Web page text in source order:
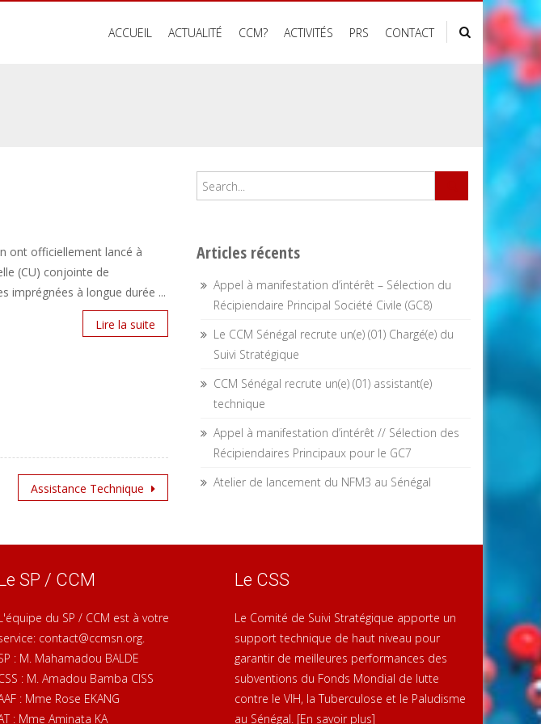
ACCUEIL ACTUALITÉ CCM? ACTIVITÉS PRS CONTACT
ont officiellement lancé à
(CU) conjointe de
imprégnées à longue durée ...
Lire la suite
Assistance Technique
Articles récents
Appel à manifestation d’intérêt – Sélection du
Récipiendaire Principal Société Civile (GC8)
Le CCM Sénégal recrute un(e) (01) Chargé(e) du
Suivi Stratégique
CCM Sénégal recrute un(e) (01) assistant(e)
technique
Appel à manifestation d’intérêt // Sélection des
Récipiendaires Principaux pour le GC7
Atelier de lancement du NFM3 au Sénégal
SP / CCM
du SP / CCM est à votre
contact@ccmsn.org.
: M. Mahamadou BALDE
: M. Amadou Bamba CISS
: Mme Rose EKANG
: Mme Aminata KA
Le CSS
Le Comité de Suivi Stratégique apporte un
support technique de haut niveau pour
garantir de meilleures performances des
subventions du Fonds Mondial de lutte
contre le VIH, la Tuberculose et le Paludisme
au Sénégal. [En savoir plus]